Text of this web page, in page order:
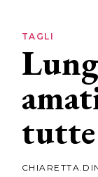
Lifestyle
News
News
TAGLI
tutte